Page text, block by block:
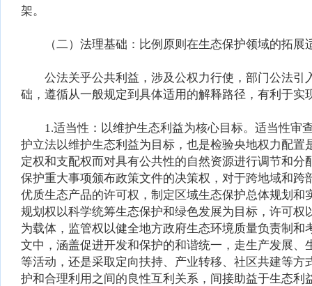
架。
（二）法理基础：比例原则在生态保护领域的拓展
公法关乎公共利益，涉及公权力行使，部门公法引
础，遵循从一般规定到具体适用的解释路径，有利于实
1.适当性：以维护生态利益为核心目标。适当性审
护立法以维护生态利益为目标，也是检验央地权力配
定权和支配权而对具有公共性的自然资源进行调节和
保护重大事项颁布政策文件的决策权，对于跨地域和
优质生态产品的许可权，制定区域生态保护总体规划
规划权以科学统筹生态保护和绿色发展为目标，许可
为载体，监管权以健全地方政府生态环境质量负责制
文中，涵盖促进开发和保护的和谐统一，走生产发展
等活动，还是采取定向扶持、产业转移、社区共建等
护和合理利用之间的良性互利关系，间接助益于生态